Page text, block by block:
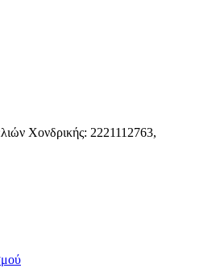
Χονδρικής: 2221112763,